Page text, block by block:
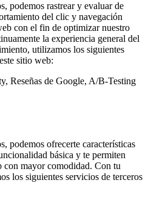
podemos rastrear y evaluar de
del clic y navegación
con el fin de optimizar nuestro
la experiencia general del
utilizamos los siguientes
sitio web:
Reseñas de Google, A/B-Testing
podemos ofrecerte características
básica y te permiten
mayor comodidad. Con tu
los siguientes servicios de terceros